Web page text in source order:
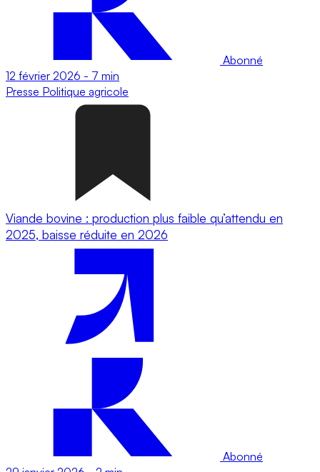
Abonné
12 février 2026 - 7 min
Presse Politique agricole
Viande bovine : production plus faible qu’attendu en
2025, baisse réduite en 2026
Abonné